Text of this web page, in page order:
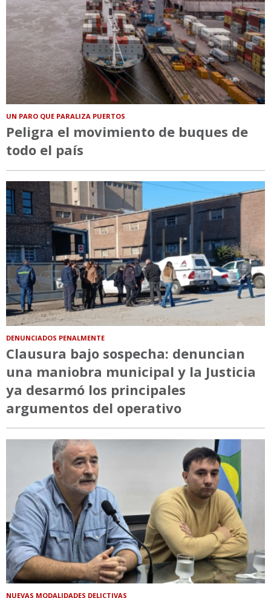
UN PARO QUE PARALIZA PUERTOS
Peligra el movimiento de buques de
todo el país
DENUNCIADOS PENALMENTE
Clausura bajo sospecha: denuncian
una maniobra municipal y la Justicia
ya desarmó los principales
argumentos del operativo
NUEVAS MODALIDADES DELICTIVAS